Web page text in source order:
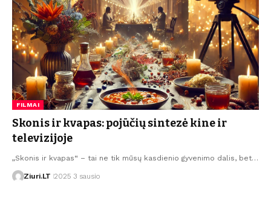
FILMAI
Skonis ir kvapas: pojūčių sintezė kine ir
televizijoje
„Skonis ir kvapas“ – tai ne tik mūsų kasdienio gyvenimo dalis, bet…
Ziuri.LT 2025 3 sausio